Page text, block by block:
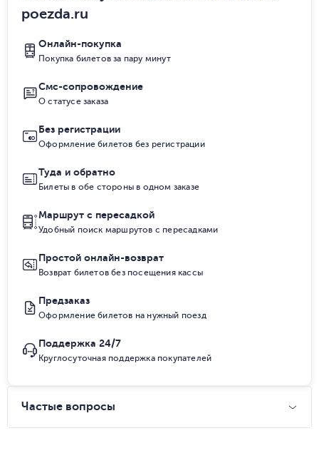
poezda.ru
Онлайн-покупка
Покупка билетов за пару минут
Смс-сопровождение
О статусе заказа
Без регистрации
Оформление билетов без регистрации
Туда и обратно
Билеты в обе стороны в одном заказе
Маршрут с пересадкой
Удобный поиск маршрутов с пересадками
Простой онлайн-возврат
Возврат билетов без посещения кассы
Предзаказ
Оформление билетов на нужный поезд
Поддержка 24/7
Круглосуточная поддержка покупателей
Частые вопросы